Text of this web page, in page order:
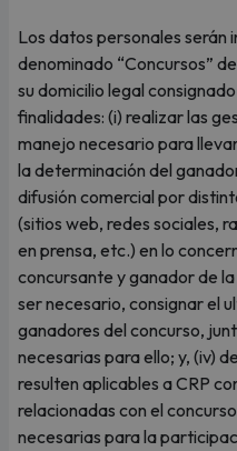
Los datos personales serán
denominado “Concursos”
su domicilio legal
finalidades: (i) realizar las
manejo necesario para
la determinación del
difusión comercial por
(sitios web, redes sociales,
en prensa, etc.) en lo
concursante y ganador de
ser necesario, consignar el
ganadores del concurso,
necesarias para ello; y, (iv)
resulten aplicables a CRP
relacionadas con el
necesarias para la